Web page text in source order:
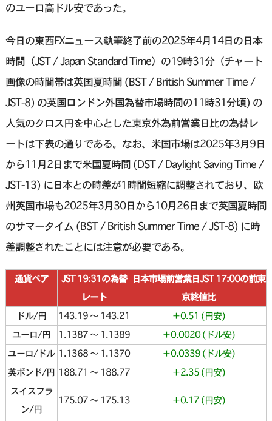
のユーロ高ドル安であった。
今日の東西FXニュース執筆終了前の2025年4月14日の日本
時間（JST / Japan Standard Time）の19時31分（チャート
画像の時間帯は英国夏時間 (BST / British Summer Time /
JST-8) の英国ロンドン外国為替市場時間の11時31分頃) の
人気のクロス円を中心とした東京外為前営業日比の為替レ
ートは下表の通りである。なお、米国市場は2025年3月9日
から11月2日まで米国夏時間 (DST / Daylight Saving Time /
JST-13) に日本との時差が1時間短縮に調整されており、欧
州英国市場も2025年3月30日から10月26日まで英国夏時間
のサマータイム (BST / British Summer Time / JST-8) に時
差調整されたことには注意が必要である。
通貨ペア
JST 19:31の為替
レート
日本市場前営業日JST 17:00の前東
京終値比
ドル/円
143.19 〜 143.21
＋0.51 (円安)
ユーロ/円
1.1387 〜 1.1389
＋0.0020 (ドル安)
ユーロ/ドル 1.1368 〜 1.1370
＋0.0339 (ドル安)
英ポンド/円 188.71 〜 188.77
＋2.35 (円安)
スイスフラ
ン/円
175.07 〜 175.13 ＋0.17 (円安)